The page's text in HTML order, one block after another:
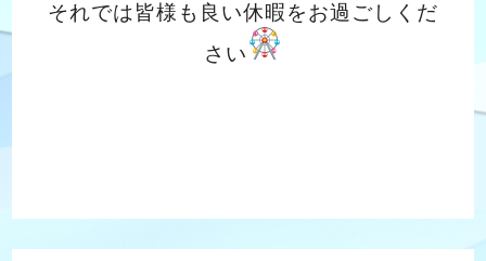
それでは皆様も良い休暇をお過ごしくだ
さい